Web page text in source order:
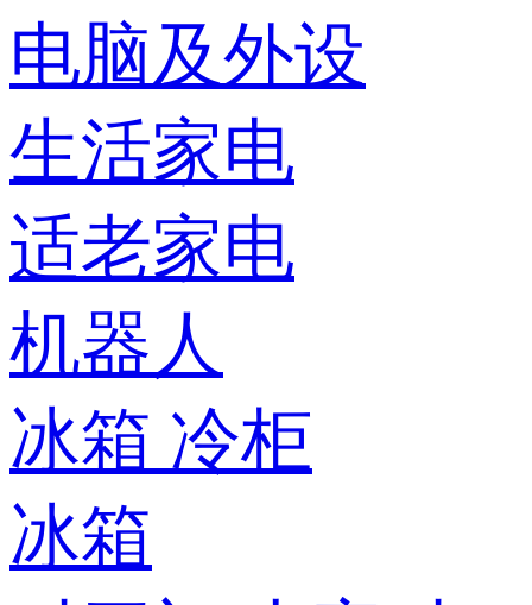
电脑及外设
生活家电
适老家电
机器人
冰箱 冷柜
冰箱